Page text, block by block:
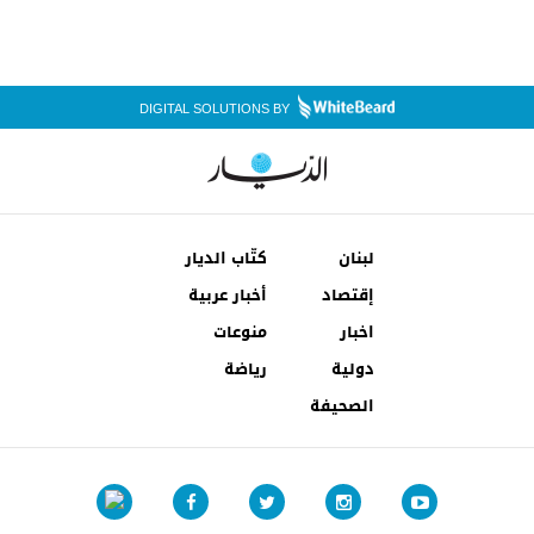
DIGITAL SOLUTIONS BY
لبنان
كتّاب الديار
إقتصاد
أخبار عربية
اخبار
دولية
منوعات
رياضة
الصحيفة